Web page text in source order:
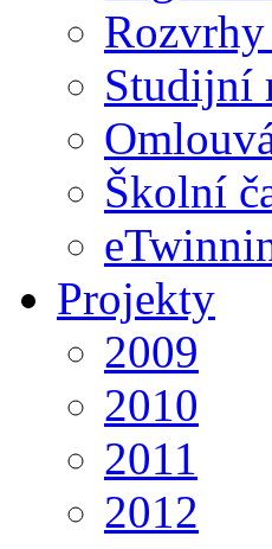
Studijní
Školní
Projekty
2009
2010
2011
2012